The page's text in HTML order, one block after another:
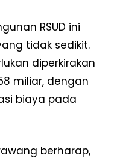
RSUD ini
tidak sedikit.
diperkirakan
miliar, dengan
biaya pada
berharap,